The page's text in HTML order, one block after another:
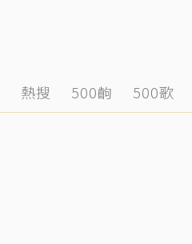
熱搜 500齣 500歌